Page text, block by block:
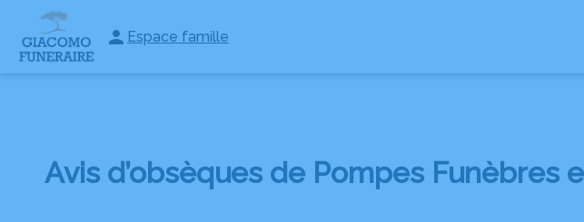
Espace famille
ESPACE HOMMAGENOS SERVICES
Avis d’obsèques de Pompes Funèbres